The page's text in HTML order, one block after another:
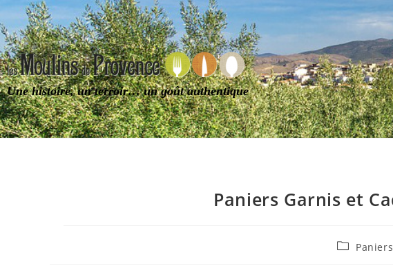
Une histoire, un terroir… un goût authentique
Paniers Garnis et